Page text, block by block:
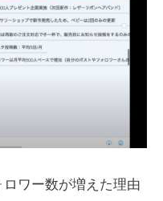
ロワー数が増えた理由